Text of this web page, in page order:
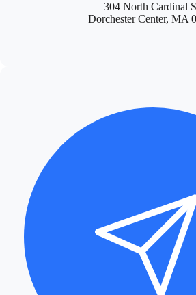
304 North Cardinal
Dorchester Center, MA